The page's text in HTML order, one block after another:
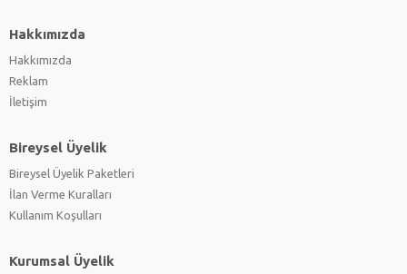
Hakkımızda
Hakkımızda
Reklam
İletişim
Bireysel Üyelik
Bireysel Üyelik Paketleri
İlan Verme Kuralları
Kullanım Koşulları
Kurumsal Üyelik